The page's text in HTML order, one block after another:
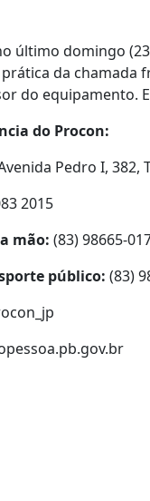
último domingo
da chamada
do equipamento.
do Procon:
Pedro I, 382,
2015
mão: (83) 98665-
público: (83)